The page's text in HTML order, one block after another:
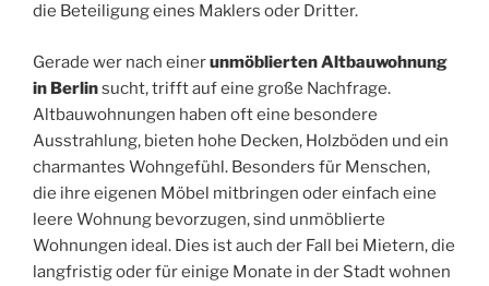
die Beteiligung eines Maklers oder Dritter.
Gerade wer nach einerunmöblierten Altbauwohnung
in Berlinsucht, trifft auf eine große Nachfrage.
Altbauwohnungen haben oft eine besondere
Ausstrahlung, bieten hohe Decken, Holzböden und ein
charmantes Wohngefühl. Besonders für Menschen,
die ihre eigenen Möbel mitbringen oder einfach eine
leere Wohnung bevorzugen, sind unmöblierte
Wohnungen ideal. Dies ist auch der Fall bei Mietern, die
langfristig oder für einige Monate in der Stadt wohnen